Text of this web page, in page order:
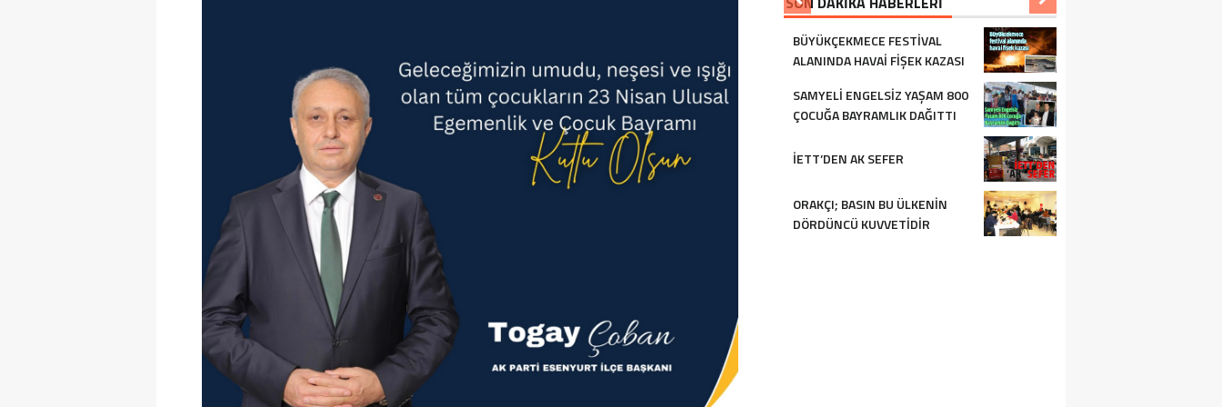
BÜYÜKÇEKMECE FESTIVAL
ALANINDA HAVAI FIŞEK KAZASI
SAMYELI ENGELSIZ YAŞAM 800
ÇOCUĞA BAYRAMLIK DAĞITTI
İETT’DEN AK SEFER
ORAKÇI; BASIN BU ÜLKENIN
DÖRDÜNCÜ KUVVETIDIR